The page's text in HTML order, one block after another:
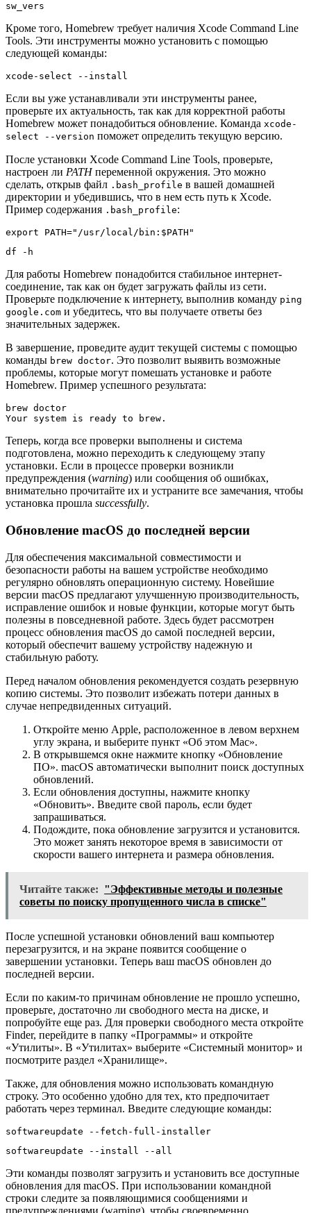
sw_vers
Кроме того, Homebrew требует наличия Xcode Command Line
Tools. Эти инструменты можно установить с помощью
следующей команды:
xcode-select --install
Если вы уже устанавливали эти инструменты ранее,
проверьте их актуальность, так как для корректной работы
Homebrew может понадобиться обновление. Команда xcode-
select --version поможет определить текущую версию.
После установки Xcode Command Line Tools, проверьте,
настроен ли PATHпеременной окружения. Это можно
сделать, открыв файл .bash_profile в вашей домашней
директории и убедившись, что в нем есть путь к Xcode.
Пример содержания .bash_profile:
export PATH="/usr/local/bin:$PATH"
df -h
Для работы Homebrew понадобится стабильное интернет-
соединение, так как он будет загружать файлы из сети.
Проверьте подключение к интернету, выполнив команду ping
google.com и убедитесь, что вы получаете ответы без
значительных задержек.
В завершение, проведите аудит текущей системы с помощью
команды brew doctor. Это позволит выявить возможные
проблемы, которые могут помешать установке и работе
Homebrew. Пример успешного результата:
brew doctor
Your system is ready to brew.
Теперь, когда все проверки выполнены и система
подготовлена, можно переходить к следующему этапу
установки. Если в процессе проверки возникли
предупреждения (warning) или сообщения об ошибках,
внимательно прочитайте их и устраните все замечания, чтобы
установка прошла successfully.
Обновление macOS до последней версии
Для обеспечения максимальной совместимости и
безопасности работы на вашем устройстве необходимо
регулярно обновлять операционную систему. Новейшие
версии macOS предлагают улучшенную производительность,
исправление ошибок и новые функции, которые могут быть
полезны в повседневной работе. Здесь будет рассмотрен
процесс обновления macOS до самой последней версии,
который обеспечит вашему устройству надежную и
стабильную работу.
Перед началом обновления рекомендуется создать резервную
копию системы. Это позволит избежать потери данных в
случае непредвиденных ситуаций.
Откройте меню Apple, расположенное в левом верхнем
углу экрана, и выберите пункт «Об этом Mac».
В открывшемся окне нажмите кнопку «Обновление
ПО». macOS автоматически выполнит поиск доступных
обновлений.
Если обновления доступны, нажмите кнопку
«Обновить». Введите свой пароль, если будет
запрашиваться.
Подождите, пока обновление загрузится и установится.
Это может занять некоторое время в зависимости от
скорости вашего интернета и размера обновления.
Читайте также: "Эффективные методы и полезные
советы по поиску пропущенного числа в списке"
После успешной установки обновлений ваш компьютер
перезагрузится, и на экране появится сообщение о
завершении установки. Теперь ваш macOS обновлен до
последней версии.
Если по каким-то причинам обновление не прошло успешно,
проверьте, достаточно ли свободного места на диске, и
попробуйте еще раз. Для проверки свободного места откройте
Finder, перейдите в папку «Программы» и откройте
«Утилиты». В «Утилитах» выберите «Системный монитор» и
посмотрите раздел «Хранилище».
Также, для обновления можно использовать командную
строку. Это особенно удобно для тех, кто предпочитает
работать через терминал. Введите следующие команды:
softwareupdate --fetch-full-installer
softwareupdate --install --all
Эти команды позволят загрузить и установить все доступные
обновления для macOS. При использовании командной
строки следите за появляющимися сообщениями и
предупреждениями (warning), чтобы своевременно